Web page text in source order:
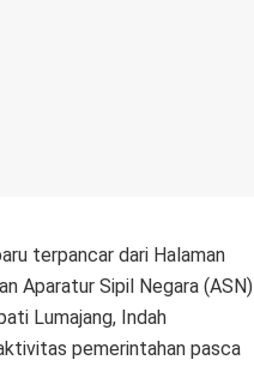
terpancar dari Halaman
Aparatur Sipil Negara (ASN)
Lumajang, Indah
pemerintahan pasca